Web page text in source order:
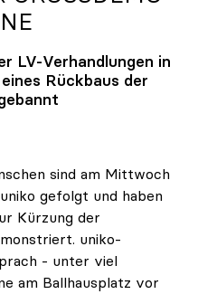
LV-Verhandlungen in
Rückbaus der
sind am Mittwoch
gefolgt und haben
Kürzung der
uniko-
- unter viel
am Ballhausplatz vor